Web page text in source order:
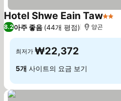
Hotel Shwe Eain Taw2 성급
8.2아주 좋음 (44개 평점) 양곤
최저가 ₩22,372
5개 사이트의 요금 보기